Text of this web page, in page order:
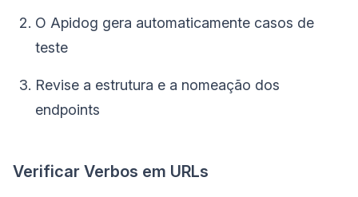
O Apidog gera automaticamente casos de
teste
Revise a estrutura e a nomeação dos
endpoints
Verificar Verbos em URLs